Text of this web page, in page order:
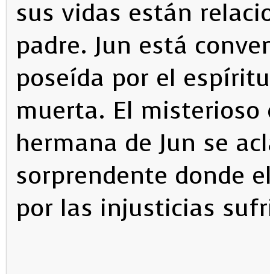
sus vidas están
padre. Jun está
poseída por el
muerta. El misterioso
hermana de Jun se
sorprendente donde
por las injusticias